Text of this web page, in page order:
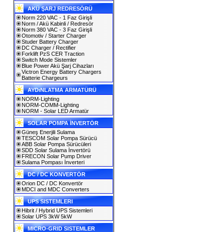
AKÜ ŞARJ REDRESÖRÜ
Norm 220 VAC - 1 Faz Girişli
Norm / Akü Kabinli / Redresör
Norm 380 VAC - 3 Faz Girişli
Otomotiv / Starter Charger
Studer Battery Charger
DC Charger / Rectifier
Forklift PzS CER Traction
Switch Mode Sistemler
Blue Power Akü Şarj Cihazları
Victron Energy Battery Chargers
Batterie Chargeurs
AYDıNLATMA ARMATÜRÜ
NORM-Lighting
NORM-COMM-Lighting
NORM - Solar LED Armatür
SOLAR POMPA İNVERTÖR
Güneş Enerjili Sulama
TESCOM Solar Pompa Sürücü
ABB Solar Pompa Sürücüleri
SDD Solar Sulama İnvertörü
FRECON Solar Pump Driver
Sulama Pompası İnverteri
DC / DC KONVERTÖR
Orion DC / DC Konvertör
MDCI and MDC Converters
UPS SISTEMLERI
Hibrit / Hybrid UPS Sistemleri
Solar UPS 3kW 5kW
MICRO-GRID SISTEMLER